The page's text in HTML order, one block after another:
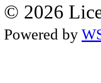
© 2026
Powered by